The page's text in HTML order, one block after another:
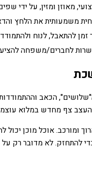
מאוזן ומזין, על ידי
משמעותית את הלחץ
זמן להתאבל, לנוח
לחברים/משפחה
הכאב
צף מחדש במלוא
ומורכב. אוכל מוכן
להתחזק. לא מדובר